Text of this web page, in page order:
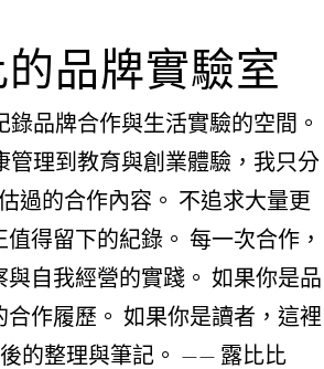
品牌實驗室
品牌合作與生活實驗的空間。
管理到教育與創業體驗，我只分
過的合作內容。 不追求大量更
得留下的紀錄。 每一次合作，
自我經營的實踐。 如果你是品
作履歷。 如果你是讀者，這裡
的整理與筆記。 —— 露比比